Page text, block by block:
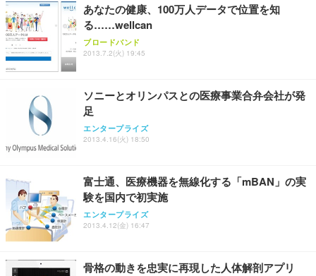
務用 おしゃれ パソコンチェア (ブラック)
Sezlife オフィスチェア デスクチェア 疲れない テレ
ワーク チェア 強化バックレスト 30度ロッキング機
能 人間工学 椅子 腰サポート 90度跳ね上げ式アーム
務用 おしゃれ パソコンチェア (ホワイト)
ANDWINT オフィスチェア デスクチェア 肘なし メ
ッシュ 通気性 ランバーサポート付き 腰サポート ガ
ス圧無段階昇降 360度回転 キャスター付き コンパク
【整備済み品】Dell E2724HS 27インチ 液晶モニタ
ー フルHD（1920×1080）VA 非光沢 HDMI/DisplayP
ort/VGA スピーカー内蔵 高さ調整 スイベル VESA対
【MiniLED/24.5inch/280Hz/FHD】GRAPHT THE S
HOOTER Gaming Monitor 24” Essential ゲーミン
グモニター QD 24.5インチ 1ms FHD 量子ドット 残
Smart Basic(スマートベーシック) 【Amazon.co.jp
限定】 Smart Basic アイリスオーヤマ ペットシーツ
超厚型 お徳用 ワイド 100枚入 (x 1) (ケース販売)
アイリスオーヤマ ペットシーツ 超厚型 お徳用 レギ
ュラー 200枚入【Amazon.co.jp限定】
あなたの健康、100万人データで位置を知
る……wellcan
ブロードバンド
2013.7.2(火) 19:45
ソニーとオリンパスとの医療事業合弁会社が発
足
エンタープライズ
2013.4.16(火) 18:50
富士通、医療機器を無線化する「mBAN」の実
験を国内で初実施
エンタープライズ
2013.4.12(金) 16:47
骨格の動きを忠実に再現した人体解剖アプリ